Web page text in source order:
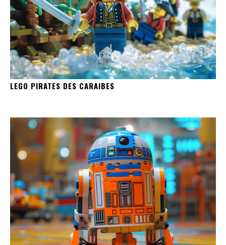
LEGO PIRATES DES CARAIBES